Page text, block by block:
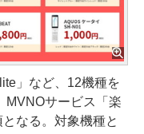
」など、12機種を
MVNOサービス「楽
なる。対象機種と